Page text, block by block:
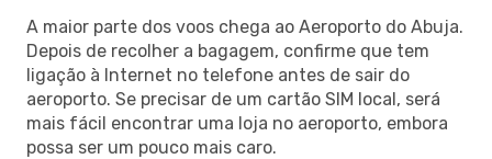
A maior parte dos voos chega ao Aeroporto do Abuja.
Depois de recolher a bagagem, confirme que tem
ligação à Internet no telefone antes de sair do
aeroporto. Se precisar de um cartão SIM local, será
mais fácil encontrar uma loja no aeroporto, embora
possa ser um pouco mais caro.